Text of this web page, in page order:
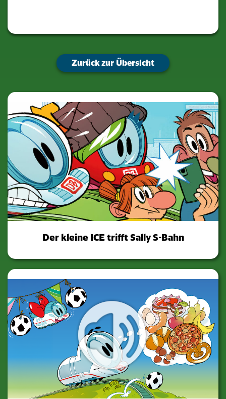
Zurück zur Übersicht
Der kleine ICE trifft Sally S-Bahn